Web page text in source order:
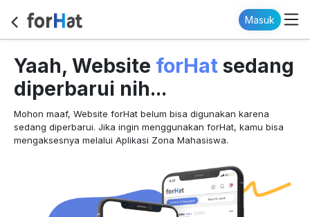
Masuk
Yaah, Website forHat sedang
diperbarui nih...
Mohon maaf, Website forHat belum bisa digunakan karena
sedang diperbarui. Jika ingin menggunakan forHat, kamu bisa
mengaksesnya melalui Aplikasi Zona Mahasiswa.